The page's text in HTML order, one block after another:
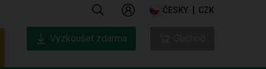
ČESKY CZK
Vyzkoušet zdarma